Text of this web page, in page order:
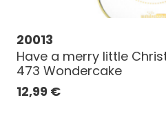
20013
Have a merry little
473 Wondercake
12,99 €